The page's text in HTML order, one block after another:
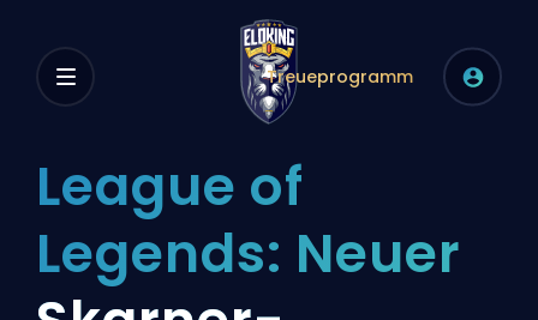
Treueprogramm
League of
Legends: Neuer